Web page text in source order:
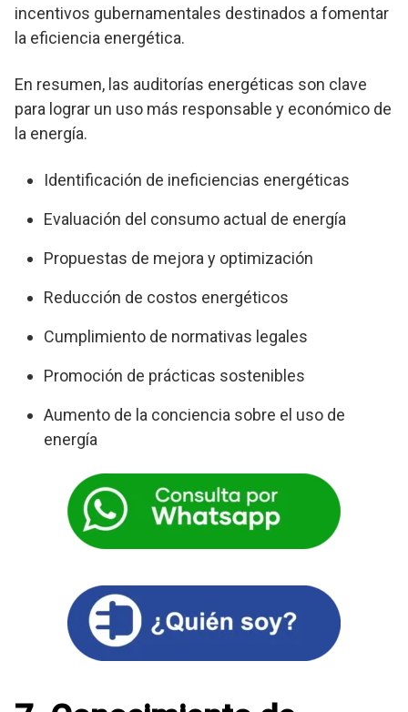
incentivos gubernamentales destinados a fomentar
la eficiencia energética.
En resumen, las auditorías energéticas son clave
para lograr un uso más responsable y económico de
la energía.
Identificación de ineficiencias energéticas
Evaluación del consumo actual de energía
Propuestas de mejora y optimización
Reducción de costos energéticos
Cumplimiento de normativas legales
Promoción de prácticas sostenibles
Aumento de la conciencia sobre el uso de
energía